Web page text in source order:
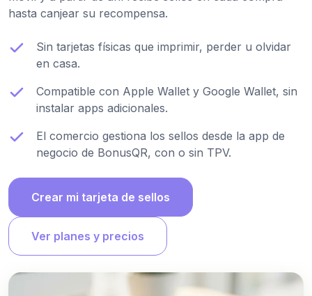
hasta canjear su recompensa.
Sin tarjetas físicas que imprimir, perder u olvidar
en casa.
Compatible con Apple Wallet y Google Wallet, sin
instalar apps adicionales.
El comercio gestiona los sellos desde la app de
negocio de BonusQR, con o sin TPV.
Crear mi tarjeta de sellos
Ver planes y precios